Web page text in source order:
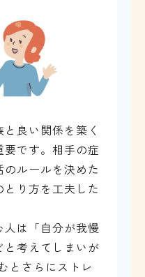
良い関係を築く
です。相手の症
ルールを決めた
とり方を工夫した
は「自分が我慢
考えてしまいが
とさらにストレ